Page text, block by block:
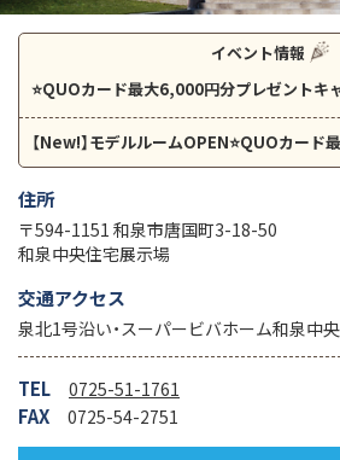
住所
〒594-1151 和泉市唐国町3-18-50
和泉中央住宅展示場
交通アクセス
泉北1号沿い・スーパービバホーム和泉中
TEL 0725-51-1761
FAX 0725-54-2751
イベント情報
⭐QUOカード最大6,000円分プレゼントキ